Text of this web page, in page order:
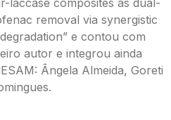
laccase composites as dual-
removal via synergistic
e contou com
autor e integrou ainda
Ângela Almeida, Goreti